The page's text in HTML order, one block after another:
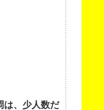
は、少人数だ